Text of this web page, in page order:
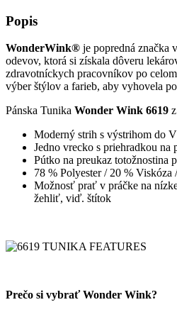
Popis
WonderWink® je popredná značka
odevov, ktorá si získala dôveru
zdravotníckych pracovníkov po
výber štýlov a farieb, aby vyhovela
Pánska Tunika Wonder Wink 6619
Moderný strih s výstrihom do V
Jedno vrecko s priehradkou na
Pútko na preukaz totožnostina
78 % Polyester / 20 % Viskóza
Možnosť prať v práčke na
žehliť, viď. štítok
Prečo si vybrať Wonder Wink?